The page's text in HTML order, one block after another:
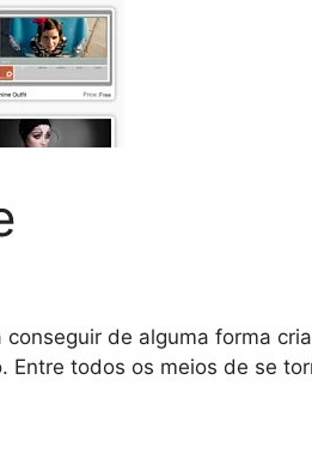
de alguma forma
Entre todos os meios de se